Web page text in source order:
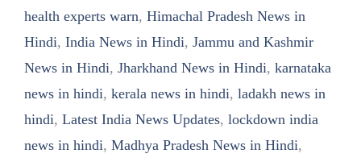
health experts warn, Himachal Pradesh News in
Hindi, India News in Hindi, Jammu and Kashmir
News in Hindi, Jharkhand News in Hindi, karnataka
news in hindi, kerala news in hindi, ladakh news in
hindi, Latest India News Updates, lockdown india
news in hindi, Madhya Pradesh News in Hindi,